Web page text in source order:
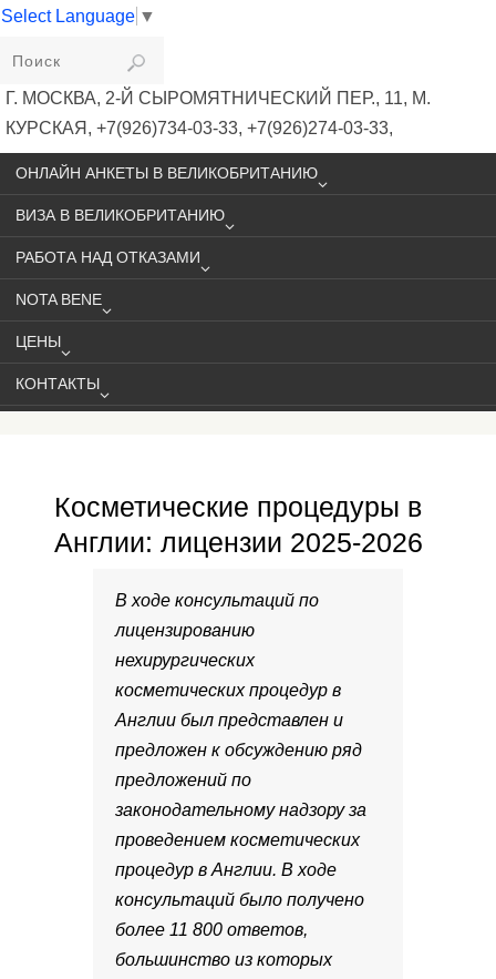
Select Language ▼
VIKIVISA
Г. МОСКВА, 2-Й СЫРОМЯТНИЧЕСКИЙ ПЕР., 11, М.
КУРСКАЯ, +7(926)734-03-33, +7(926)274-03-33,
VISA@VIKIVISA.RU
ОНЛАЙН АНКЕТЫ В ВЕЛИКОБРИТАНИЮ
ВИЗА В ВЕЛИКОБРИТАНИЮ
РАБОТА НАД ОТКАЗАМИ
NOTA BENE
ЦЕНЫ
КОНТАКТЫ
Косметические процедуры в
Англии: лицензии 2025-2026
В ходе консультаций по
лицензированию
нехирургических
косметических процедур в
Англии был представлен и
предложен к обсуждению ряд
предложений по
законодательному надзору за
проведением косметических
процедур в Англии. В ходе
консультаций было получено
более 11 800 ответов,
большинство из которых